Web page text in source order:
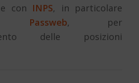
con INPS, in particolare
Passweb, per
delle posizioni